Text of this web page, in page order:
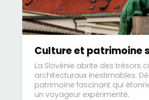
Culture et patrimoine
La Slovénie abrite des trésors
architecturaux inestimables.
patrimoine fascinant qui
un voyageur expérimenté.